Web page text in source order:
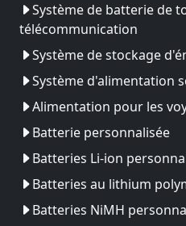
Système de batterie de
télécommunication
Système de stockage
Système d'alimentation
Alimentation pour les
Batterie personnalisée
Batteries Li-ion
Batteries au lithium
Batteries NiMH